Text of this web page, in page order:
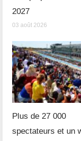
2027
03 août 2026
Plus de 27 000
spectateurs et un